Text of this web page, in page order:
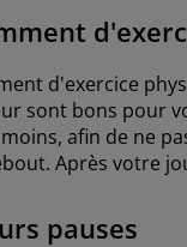
d'exercice
sont bons pour
afin de ne
Après votre
pauses